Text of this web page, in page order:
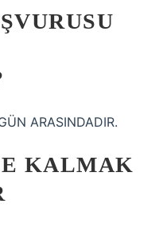
ARASINDADIR.
KALMAK